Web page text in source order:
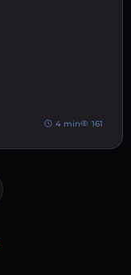
4 min 161